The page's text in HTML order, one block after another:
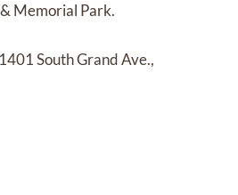
Memorial Park.
1401 South Grand Ave.,